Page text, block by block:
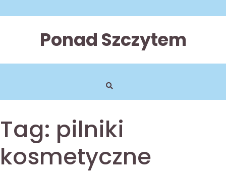
to
Ponad Szczytem
Tag: pilniki
kosmetyczne